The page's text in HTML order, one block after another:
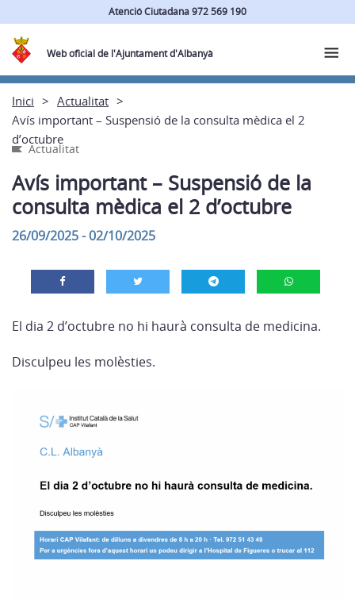
Atenció Ciutadana 972 569 190
Web oficial de l'Ajuntament d'Albanyà
Inici
Actualitat
Avís important – Suspensió de la consulta mèdica el 2
d’octubre
Actualitat
Avís important – Suspensió de la
consulta mèdica el 2 d’octubre
26/09/2025 - 02/10/2025
El dia 2 d’octubre no hi haurà consulta de medicina.
Disculpeu les molèsties.